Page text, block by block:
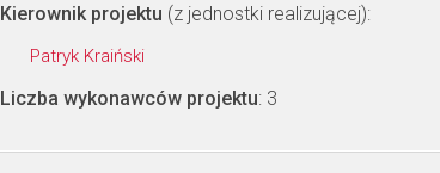
Kierownik projektu (z jednostki realizującej):
Patryk Kraiński
Liczba wykonawców projektu: 3